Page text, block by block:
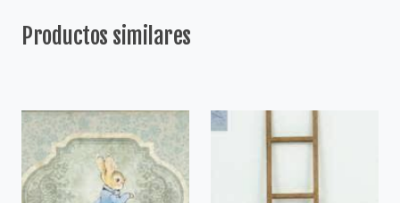
Productos similares